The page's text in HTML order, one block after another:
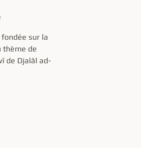
sur la
thème de
de Djalâl ad-